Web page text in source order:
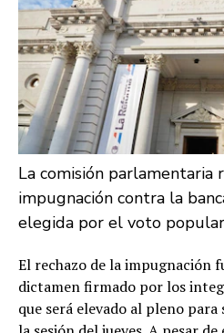
La comisión parlamentaria
impugnación contra la
elegida por el voto popular
El rechazo de la impugnación
dictamen firmado por los
que será elevado al pleno